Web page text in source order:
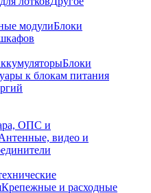
модулиБлоки
Блоки
к блокам питания
ОПС и
видео и
Крепежные и расходные